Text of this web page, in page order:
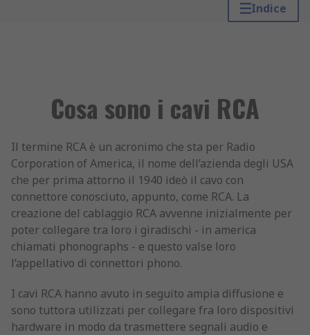
Indice
Cosa sono i cavi RCA
Il termine RCA è un acronimo che sta per Radio
Corporation of America, il nome dell’azienda degli USA
che per prima attorno il 1940 ideò il cavo con
connettore conosciuto, appunto, come RCA. La
creazione del cablaggio RCA avvenne inizialmente per
poter collegare tra loro i giradischi - in america
chiamati phonographs - e questo valse loro
l’appellativo di connettori phono.
I cavi RCA hanno avuto in seguito ampia diffusione e
sono tuttora utilizzati per collegare fra loro dispositivi
hardware in modo da trasmettere segnali audio e